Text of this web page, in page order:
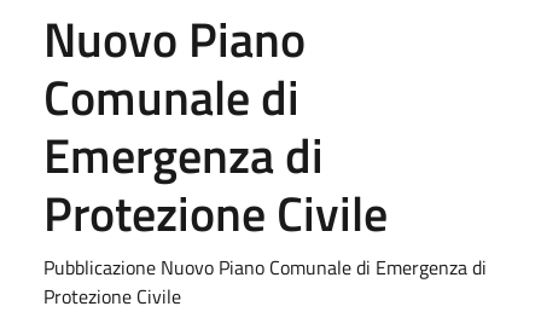
Nuovo Piano
Comunale di
Emergenza di
Protezione Civile
Pubblicazione Nuovo Piano Comunale di Emergenza di
Protezione Civile